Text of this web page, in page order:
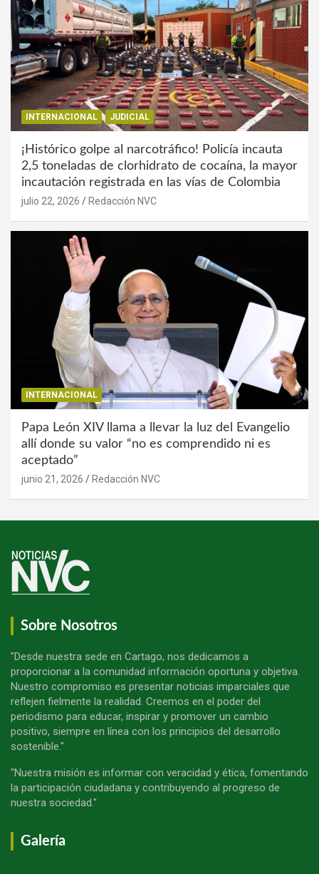
INTERNACIONAL JUDICIAL
¡Histórico golpe al narcotráfico! Policía incauta
2,5 toneladas de clorhidrato de cocaína, la mayor
incautación registrada en las vías de Colombia
julio 22, 2026 Redacción NVC
INTERNACIONAL
Papa León XIV llama a llevar la luz del Evangelio
allí donde su valor “no es comprendido ni es
aceptado”
junio 21, 2026 Redacción NVC
Sobre Nosotros
"Desde nuestra sede en Cartago, nos dedicamos a
proporcionar a la comunidad información oportuna y objetiva.
Nuestro compromiso es presentar noticias imparciales que
reflejen fielmente la realidad. Creemos en el poder del
periodismo para educar, inspirar y promover un cambio
positivo, siempre en línea con los principios del desarrollo
sostenible."
"Nuestra misión es informar con veracidad y ética, fomentando
la participación ciudadana y contribuyendo al progreso de
nuestra sociedad."
Galería